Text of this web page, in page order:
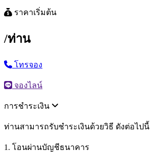
ราคาเริ่มต้น
/ท่าน
โทรจอง
จองไลน์
การชำระเงิน
ท่านสามารถรับชำระเงินด้วยวิธี ดังต่อไปนี้
1. โอนผ่านบัญชีธนาคาร